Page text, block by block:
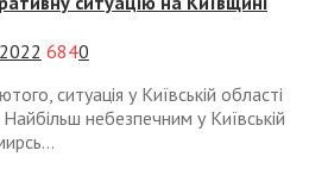
6840
ситуація у Київській області
небезпечним у Київській